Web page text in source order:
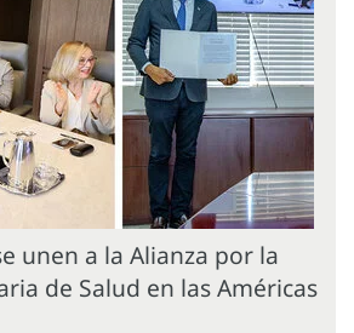
unen a la Alianza por la
de Salud en las Américas